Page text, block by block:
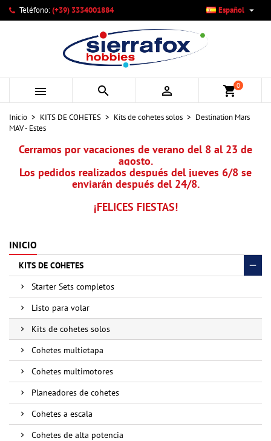
Teléfono:(+39) 3334001884 Español 
   shopping_cart0
Inicio KITS DE COHETES Kits de cohetes solos
Destination Mars
MAV - Estes
Cerramos por vacaciones de verano del 8 al 23 de
agosto.
Los pedidos realizados después del jueves 6/8 se
enviarán después del 24/8.
¡FELICES FIESTAS!
INICIO
KITS DE COHETES
Starter Sets completos
Listo para volar
Kits de cohetes solos
Cohetes multietapa
Cohetes multimotores
Planeadores de cohetes
Cohetes a escala
Cohetes de alta potencia
Mi lista de deseos ×
Crear nueva lista
Crear lista de deseos ×
Nombre de la lista de deseos
Cancelar Crear lista de deseos
Iniciar sesión ×
Debe iniciar sesión para guardar productos en su lista de
Cancelar Iniciar sesión